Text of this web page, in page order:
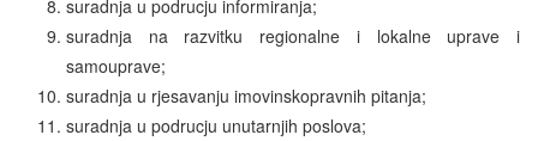
suradnja u podrucju informiranja;
suradnja na razvitku regionalne i lokalne uprave i
samouprave;
suradnja u rjesavanju imovinskopravnih pitanja;
suradnja u podrucju unutarnjih poslova;